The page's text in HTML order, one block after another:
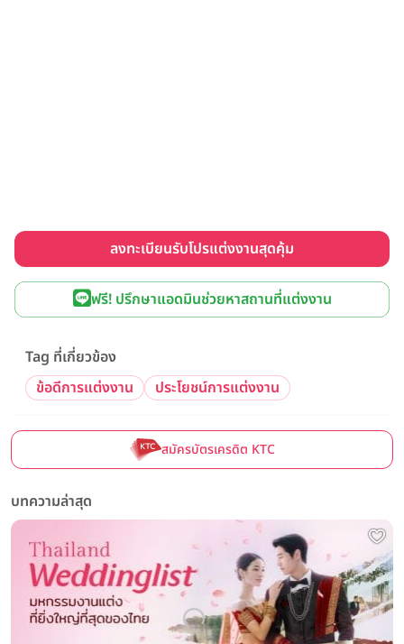
ลงทะเบียนรับโปรแต่งงานสุดคุ้ม
ฟรี! ปรึกษาแอดมินช่วยหาสถานที่แต่งงาน
Tag ที่เกี่ยวข้อง
ข้อดีการแต่งงาน
ประโยชน์การแต่งงาน
สมัครบัตรเครดิต KTC
บทความล่าสุด